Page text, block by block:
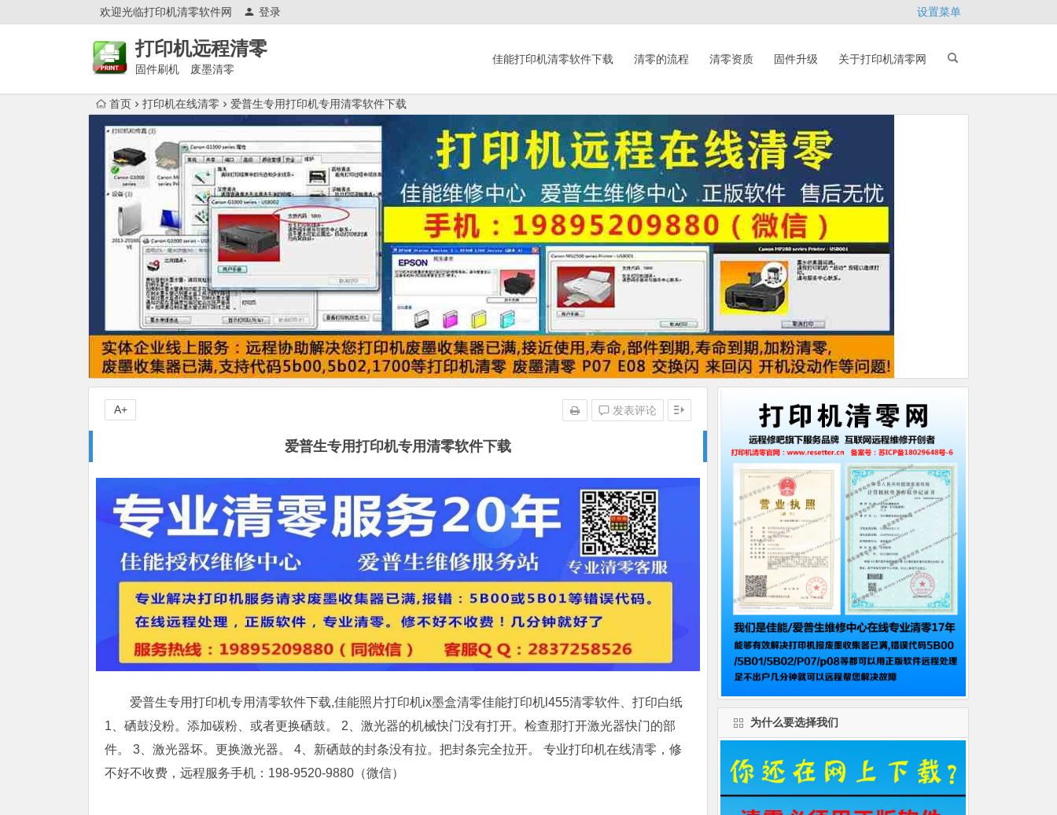
欢迎光临打印机清零软件网 登录 设置菜单
打印机远程清零
固件刷机 废墨清零
佳能打印机清零软件下载 清零的流程 清零资质 固件升级 关于打印机清零网
首页 打印机在线清零 爱普生专用打印机专用清零软件下载
爱普生专用打印机专用清零软件下载
发表评论
A+
爱普生专用打印机专用清零软件下载,佳能照片打印机ix墨盒清零佳能打印机l455清零软件、打印白纸
1、硒鼓没粉。添加碳粉、或者更换硒鼓。 2、激光器的机械快门没有打开。检查那打开激光器快门的部
件。 3、激光器坏。更换激光器。 4、新硒鼓的封条没有拉。把封条完全拉开。 专业打印机在线清零，修
不好不收费，远程服务手机：198-9520-9880（微信）
为什么要选择我们